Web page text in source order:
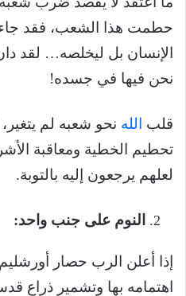
حطمت هذا الشعب، فقد جاء
الإنسان بل ليخلصه… لقد
نحن فيها في جسده!
قلب الله نحو شعبه لم
تحطيم الخطية ومعاقبة
لعلهم يرجعون إليه بالتوبة.
النوم على جنب واحد:
إذا أعلن الرب حصار
اهتمامه بها وتشمير ذراع